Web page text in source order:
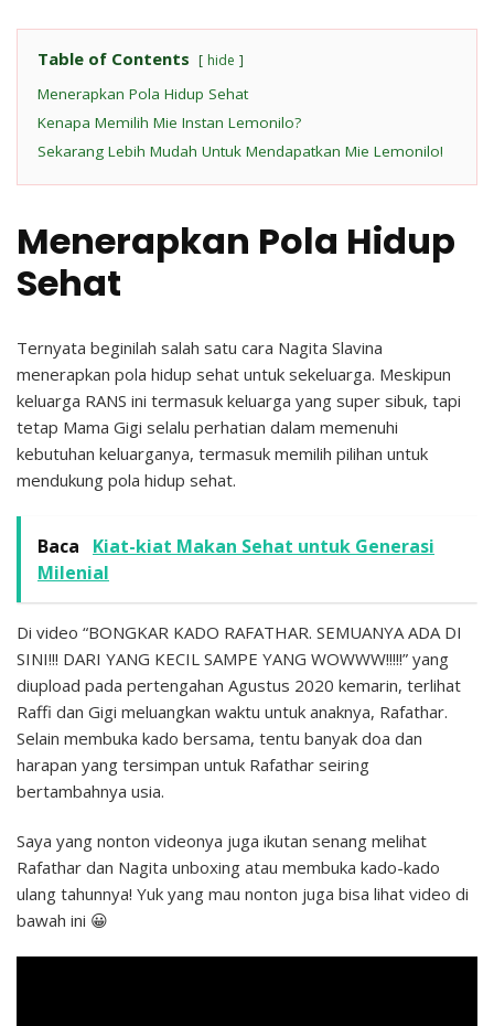
Table of Contents hide
Menerapkan Pola Hidup Sehat
Kenapa Memilih Mie Instan Lemonilo?
Sekarang Lebih Mudah Untuk Mendapatkan Mie Lemonilo!
Menerapkan Pola Hidup
Sehat
Ternyata beginilah salah satu cara Nagita Slavina
menerapkan pola hidup sehat untuk sekeluarga. Meskipun
keluarga RANS ini termasuk keluarga yang super sibuk, tapi
tetap Mama Gigi selalu perhatian dalam memenuhi
kebutuhan keluarganya, termasuk memilih pilihan untuk
mendukung pola hidup sehat.
Baca
Kiat-kiat Makan Sehat untuk Generasi
Milenial
Di video “BONGKAR KADO RAFATHAR. SEMUANYA ADA DI
SINI!!! DARI YANG KECIL SAMPE YANG WOWWW!!!!!” yang
diupload pada pertengahan Agustus 2020 kemarin, terlihat
Raffi dan Gigi meluangkan waktu untuk anaknya, Rafathar.
Selain membuka kado bersama, tentu banyak doa dan
harapan yang tersimpan untuk Rafathar seiring
bertambahnya usia.
Saya yang nonton videonya juga ikutan senang melihat
Rafathar dan Nagita unboxing atau membuka kado-kado
ulang tahunnya! Yuk yang mau nonton juga bisa lihat video di
bawah ini 😀